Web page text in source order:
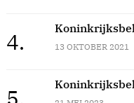
4. 13 OKTOBER 2021